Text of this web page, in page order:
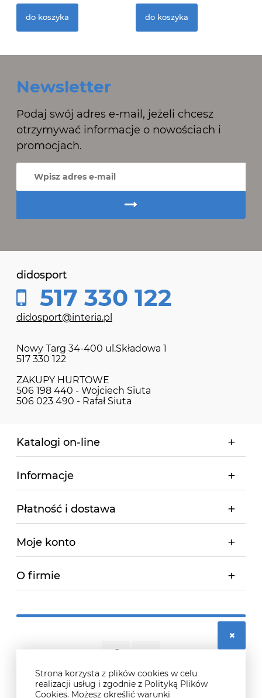
Strona korzysta z plików cookies w celu
realizacji usług i zgodnie z Polityką Plików
Cookies. Możesz określić warunki
do koszyka do koszyka
Newsletter
Podaj swój adres e-mail, jeżeli chcesz
otrzymywać informacje o nowościach i
promocjach.
didosport
517 330 122
didosport@interia.pl
Nowy Targ 34-400 ul.Składowa 1
517 330 122
ZAKUPY HURTOWE
506 198 440 - Wojciech Siuta
506 023 490 - Rafał Siuta
Katalogi on-line
Informacje
Płatność i dostawa
Moje konto
O firmie